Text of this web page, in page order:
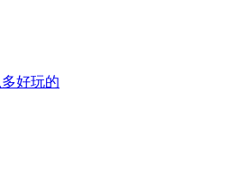
好玩的